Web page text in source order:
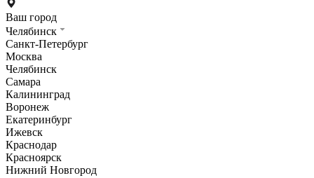
Ваш город
Челябинск
Санкт-Петербург
Москва
Челябинск
Самара
Калининград
Воронеж
Екатеринбург
Ижевск
Краснодар
Красноярск
Нижний Новгород